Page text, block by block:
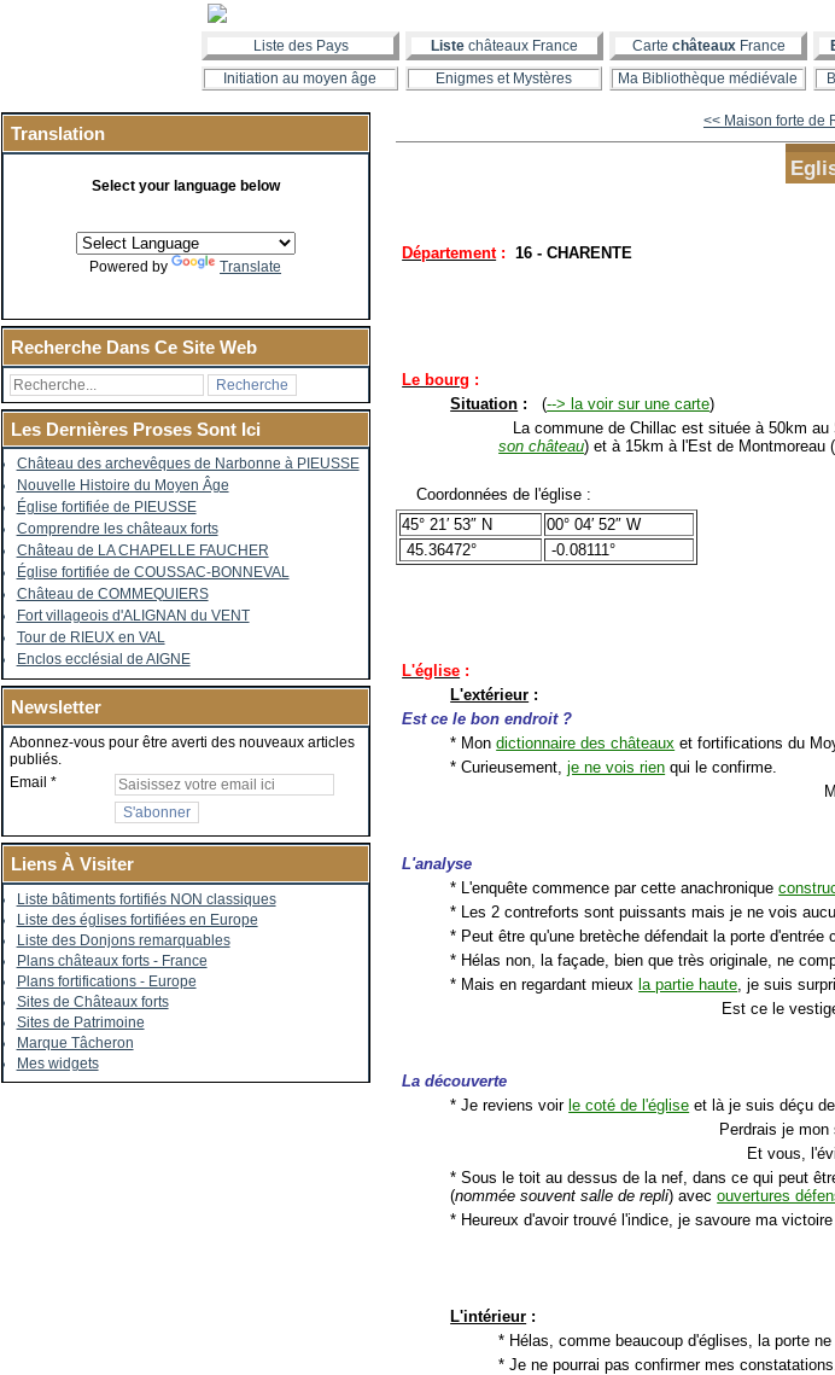
Liste des Pays Liste châteaux France Carte châteauxFrance
Initiation au moyen âge
Enigmes et Mystères Ma Bibliothèque médiévale
Translation
Select your language below
Powered by Translate
Recherche Dans Ce Site Web
Les Dernières Proses Sont Ici
Château des archevêques de Narbonne à PIEUSSE
Nouvelle Histoire du Moyen Âge
Église fortifiée de PIEUSSE
Comprendre les châteaux forts
Château de LA CHAPELLE FAUCHER
Église fortifiée de COUSSAC-BONNEVAL
Château de COMMEQUIERS
Fort villageois d'ALIGNAN du VENT
Tour de RIEUX en VAL
Enclos ecclésial de AIGNE
Newsletter
Abonnez-vous pour être averti des nouveaux articles
publiés.
Email
Liens À Visiter
Liste bâtiments fortifiés NON classiques
Liste des églises fortifiées en Europe
Liste des Donjons remarquables
Plans châteaux forts - France
Plans fortifications - Europe
Sites de Châteaux forts
Sites de Patrimoine
Marque Tâcheron
Mes widgets
<< Maison forte de
Département : 16 - CHARENTE
Le bourg :
Situation : (--> la voir sur une carte)
La commune de Chillac est située à 50km au
son château) et à 15km à l'Est de Montmoreau (
Coordonnées de l'église :
45° 21′ 53″ N
00° 04′ 52″ W
45.36472°
-0.08111°
L'église :
L'extérieur :
Est ce le bon endroit ?
* Mondictionnaire des châteaux et fortifications du
* Curieusement,je ne vois rien qui le confirme.
L'analyse
* L'enquête commence par cette anachronique
* Les 2 contreforts sont puissants mais je ne vois
* Peut être qu'une bretèche défendait la porte
* Hélas non, la façade, bien que très originale, ne
* Mais en regardant mieux la partie haute , je suis
Est ce le
La découverte
* Je reviens voir le coté de l'église et là je suis déçu
Perdrais je
Et vous,
* Sous le toit au dessus de la nef, dans ce qui peut
(nommée souvent salle de repli) avecouvertures
* Heureux d'avoir trouvé l'indice, je savoure ma
L'intérieur :
* Hélas, comme beaucoup d'églises, la porte ne
* Je ne pourrai pas confirmer mes constatations.